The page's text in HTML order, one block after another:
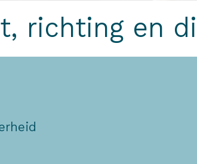
richting en